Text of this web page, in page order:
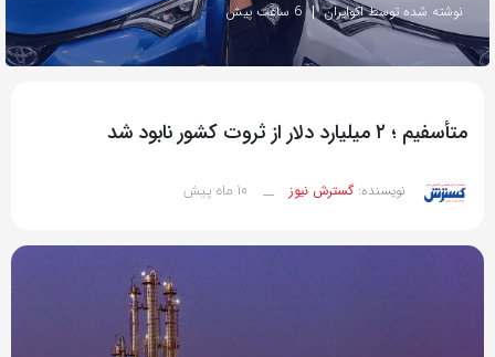
نوشته شده توسط اکوایران 6 ساعت پیش
متأسفیم ؛ ۲ میلیارد دلار از ثروت کشور نابود شد
نویسنده: گسترش نیوز __ 10 ماه پیش